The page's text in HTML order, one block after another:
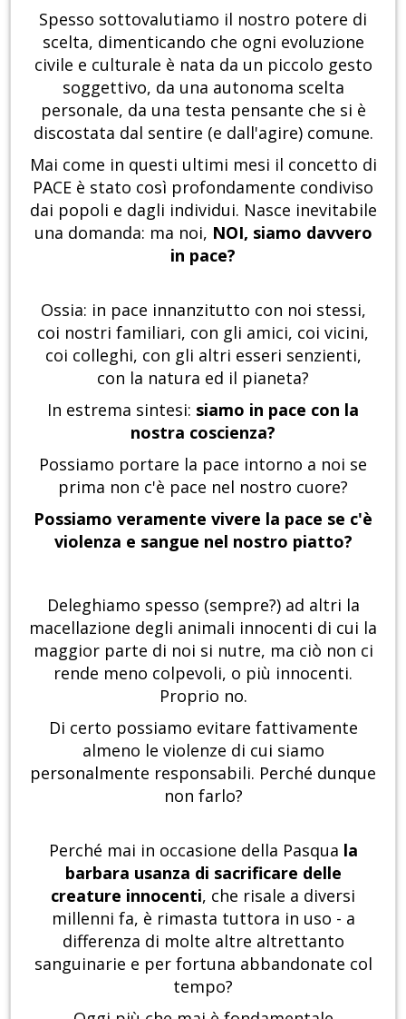
Spesso sottovalutiamo il nostro potere di
scelta, dimenticando che ogni evoluzione
civile e culturale è nata da un piccolo gesto
soggettivo, da una autonoma scelta
personale, da una testa pensante che si è
discostata dal sentire (e dall'agire) comune.
Mai come in questi ultimi mesi il concetto di
PACE è stato così profondamente condiviso
dai popoli e dagli individui. Nasce inevitabile
una domanda: ma noi, NOI, siamo davvero
in pace?
Ossia: in pace innanzitutto con noi stessi,
coi nostri familiari, con gli amici, coi vicini,
coi colleghi, con gli altri esseri senzienti,
con la natura ed il pianeta?
In estrema sintesi: siamo in pace con la
nostra coscienza?
Possiamo portare la pace intorno a noi se
prima non c'è pace nel nostro cuore?
Possiamo veramente vivere la pace se c'è
violenza e sangue nel nostro piatto?
Deleghiamo spesso (sempre?) ad altri la
macellazione degli animali innocenti di cui la
maggior parte di noi si nutre, ma ciò non ci
rende meno colpevoli, o più innocenti.
Proprio no.
Di certo possiamo evitare fattivamente
almeno le violenze di cui siamo
personalmente responsabili. Perché dunque
non farlo?
Perché mai in occasione della Pasqua la
barbara usanza di sacrificare delle
creature innocenti, che risale a diversi
millenni fa, è rimasta tuttora in uso - a
differenza di molte altre altrettanto
sanguinarie e per fortuna abbandonate col
tempo?